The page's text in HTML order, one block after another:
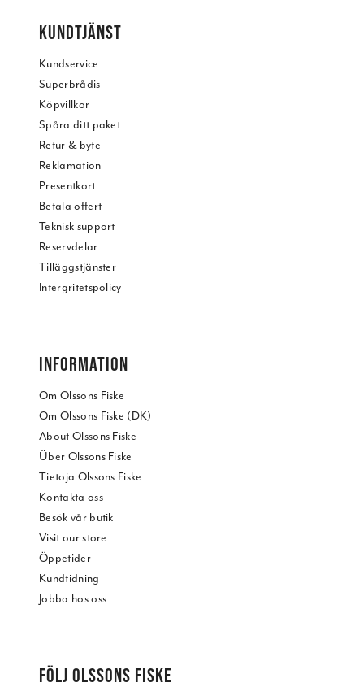
KUNDTJÄNST
Kundservice
Superbrådis
Köpvillkor
Spåra ditt paket
Retur & byte
Reklamation
Presentkort
Betala offert
Teknisk support
Reservdelar
Tilläggstjänster
Intergritetspolicy
INFORMATION
Om Olssons Fiske
Om Olssons Fiske (DK)
About Olssons Fiske
Über Olssons Fiske
Tietoja Olssons Fiske
Kontakta oss
Besök vår butik
Visit our store
Öppetider
Kundtidning
Jobba hos oss
FÖLJ OLSSONS FISKE